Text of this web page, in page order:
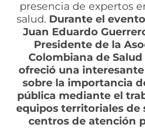
presencia de expertos
salud. Durante el
Juan Eduardo
Presidente de la
Colombiana de Salud
ofreció una
sobre la importancia
pública mediante el
equipos territoriales de
centros de atención